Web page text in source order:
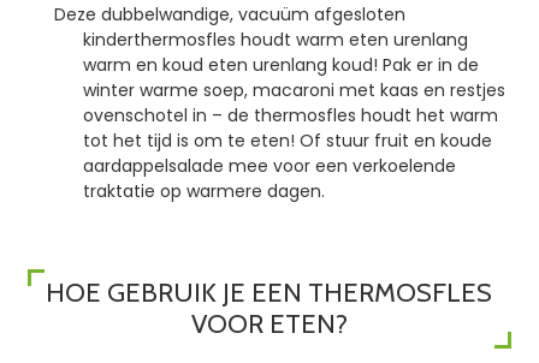
Deze dubbelwandige, vacuüm afgesloten
kinderthermosfles houdt warm eten urenlang
warm en koud eten urenlang koud! Pak er in de
winter warme soep, macaroni met kaas en restjes
ovenschotel in – de thermosfles houdt het warm
tot het tijd is om te eten! Of stuur fruit en koude
aardappelsalade mee voor een verkoelende
traktatie op warmere dagen.
HOE GEBRUIK JE EEN THERMOSFLES
VOOR ETEN?